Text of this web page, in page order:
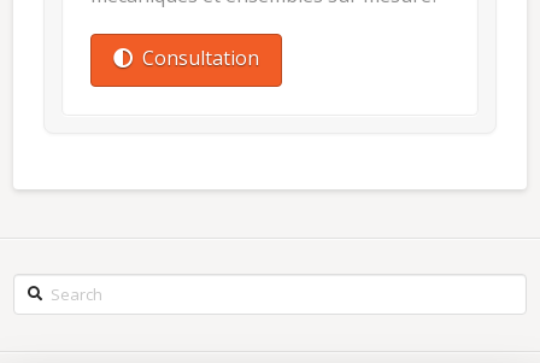
Consultation
Search